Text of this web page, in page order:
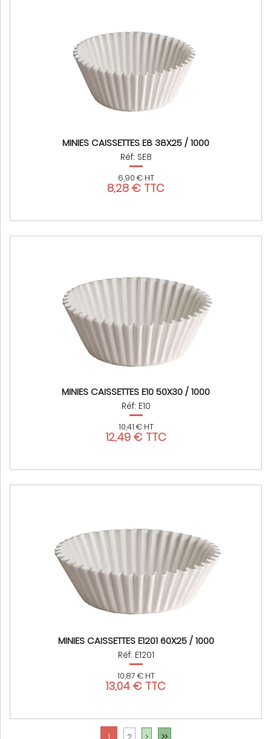
MINIES CAISSETTES E8 38X25 / 1000
Réf: SE8
6,90 € HT
8,28 € TTC
MINIES CAISSETTES E10 50X30 / 1000
Réf: E10
10,41 € HT
12,49 € TTC
MINIES CAISSETTES E1201 60X25 / 1000
Réf: E1201
10,87 € HT
13,04 € TTC